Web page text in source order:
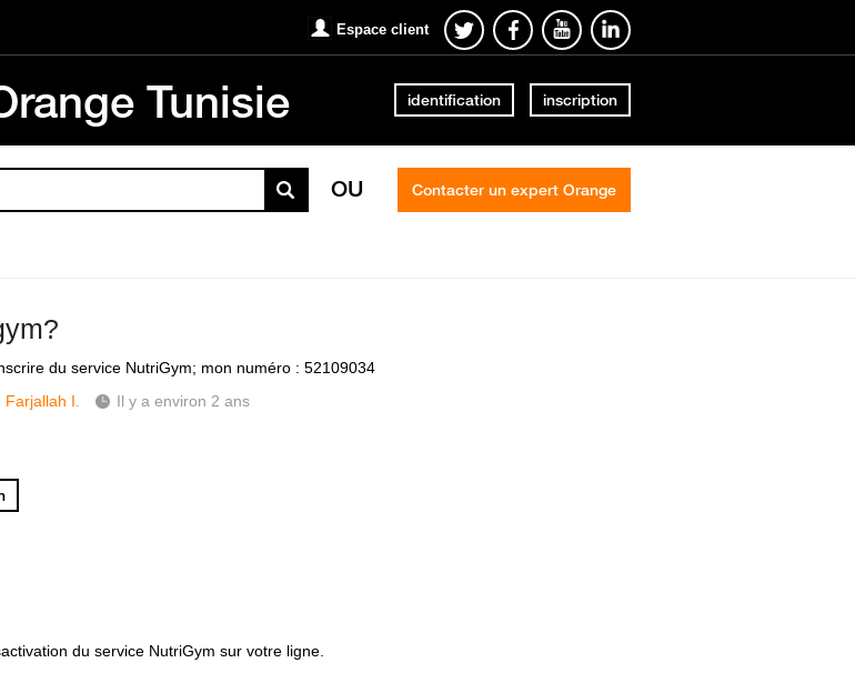
Espace client
Tunisie identification inscription
OU Contacter un expert Orange
du service NutriGym; mon numéro : 52109034
Farjallah I. Il y a environ 2 ans
du service NutriGym sur votre ligne.